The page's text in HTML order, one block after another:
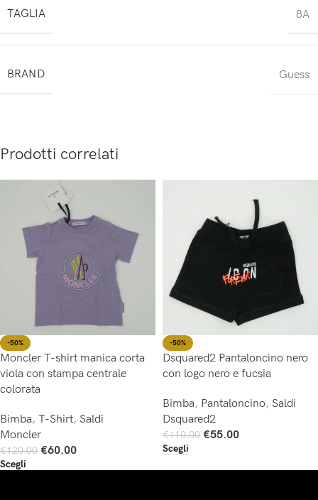
TAGLIA
8A
BRAND Guess
Prodotti correlati
-50%
Moncler T-shirt manica corta
viola con stampa centrale
colorata
Bimba, T-Shirt, Saldi
Moncler
€120.00 €60.00
Scegli
-50%
Dsquared2 Pantaloncino nero
con logo nero e fucsia
Bimba, Pantaloncino, Saldi
Dsquared2
€110.00 €55.00
Scegli